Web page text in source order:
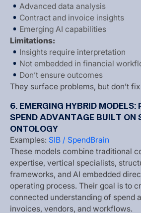
Advanced data analysis
Contract and invoice insights
Emerging AI capabilities
Limitations:
Insights require interpretation
Not embedded in financial workfl
Don’t ensure outcomes
They surface problems, but don’t fix
6. EMERGING HYBRID MODELS:
SPENDADVANTAGE BUILT ON
ONTOLOGY
Examples: SIB / SpendBrain
These models combine traditional c
expertise, vertical specialists, struct
frameworks, and AI embedded direc
operating process. Their goal is to cr
connected understanding of spend a
invoices, vendors, and workflows.